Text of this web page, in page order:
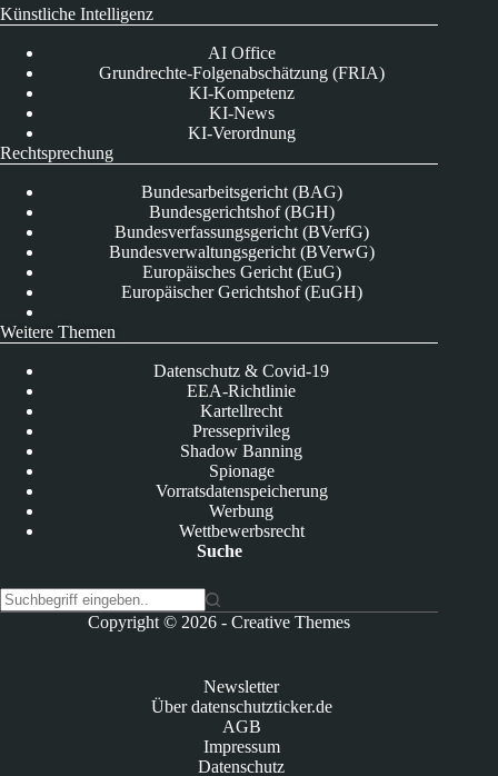
Künstliche Intelligenz
AI Office
Grundrechte-Folgenabschätzung (FRIA)
KI-Kompetenz
KI-News
KI-Verordnung
Rechtsprechung
Bundesarbeitsgericht (BAG)
Bundesgerichtshof (BGH)
Bundesverfassungsgericht (BVerfG)
Bundesverwaltungsgericht (BVerwG)
Europäisches Gericht (EuG)
Europäischer Gerichtshof (EuGH)
Weitere Themen
Datenschutz & Covid-19
EEA-Richtlinie
Kartellrecht
Presseprivileg
Shadow Banning
Spionage
Vorratsdatenspeicherung
Werbung
Wettbewerbsrecht
Suche
Copyright © 2026 -Creative Themes
Newsletter
Über datenschutzticker.de
AGB
Impressum
Datenschutz